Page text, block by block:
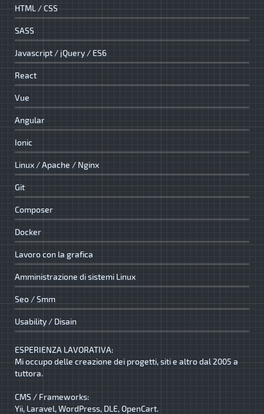
HTML / CSS
SASS
Javascript / jQuery / ES6
React
Vue
Angular
Ionic
Linux / Apache / Nginx
Git
Composer
Docker
Lavoro con la grafica
Amministrazione di sistemi Linux
Seo / Smm
Usability / Disain
ESPERIENZA LAVORATIVA:
Mi occupo delle creazione dei progetti, siti e altro dal 2005 a
tuttora.
CMS / Frameworks:
Yii, Laravel, WordPress, DLE, OpenCart.